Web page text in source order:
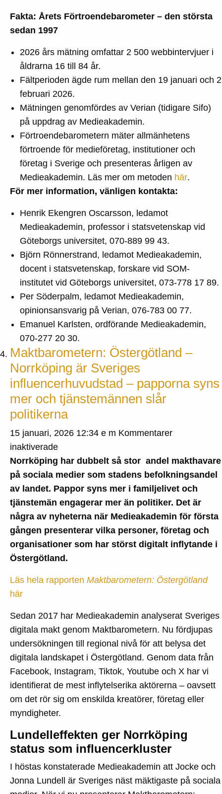
Fakta: Årets Förtroendebarometer – den största
sedan 1997
2026 års mätning omfattar 2 500 webbintervjuer i
åldrarna 16 till 84 år.
Fältperioden ägde rum mellan den 19 januari och 2
februari 2026.
Mätningen genomfördes av Verian (tidigare Sifo)
på uppdrag av Medieakademin.
Förtroendebarometern mäter allmänhetens
förtroende för medieföretag, institutioner och
företag i Sverige och presenteras årligen av
Medieakademin. Läs mer om metoden här.
För mer information, vänligen kontakta:
Henrik Ekengren Oscarsson, ledamot
Medieakademin, professor i statsvetenskap vid
Göteborgs universitet, 070-889 99 43.
Björn Rönnerstrand, ledamot Medieakademin,
docent i statsvetenskap, forskare vid SOM-
institutet vid Göteborgs universitet, 073-778 17 89.
Per Söderpalm, ledamot Medieakademin,
opinionsansvarig på Verian, 076-783 00 77.
Emanuel Karlsten, ordförande Medieakademin,
070-277 20 30.
Maktbarometern: Östergötland –
Norrköping är Sveriges
influencerhuvudstad – papporna syns
mer och tjänstemännen slår
politikerna
15 januari, 2026 12:34 e m Kommentarer
inaktiveradeför
Maktbarometern:
Östergötland
–
Norrköping
är
Sveriges
influencerhuvudstad
–
syns
och
tjänstemännen
slår
politikerna
Norrköping har dubbelt så stor andel makthavare
på sociala medier som stadens befolkningsandel
av landet. Pappor syns mer i familjelivet och
tjänstemän engagerar mer än politiker. Det är
några av nyheterna när Medieakademin för första
gången presenterar vilka personer, företag och
organisationer som har störst digitalt inflytande i
Östergötland.
Läs hela rapporten Maktbarometern: Östergötland
här
Sedan 2017 har Medieakademin analyserat Sveriges
digitala makt genom Maktbarometern. Nu fördjupas
undersökningen till regional nivå för att belysa det
digitala landskapet i Östergötland. Genom data från
Facebook, Instagram, Tiktok, Youtube och X har vi
identifierat de mest inflytelserika aktörerna – oavsett
om det rör sig om enskilda kreatörer, företag eller
myndigheter.
Lundelleffekten ger Norrköping
status som influencerkluster
I höstas konstaterade Medieakademin att Jocke och
Jonna Lundell är Sveriges näst mäktigaste på sociala